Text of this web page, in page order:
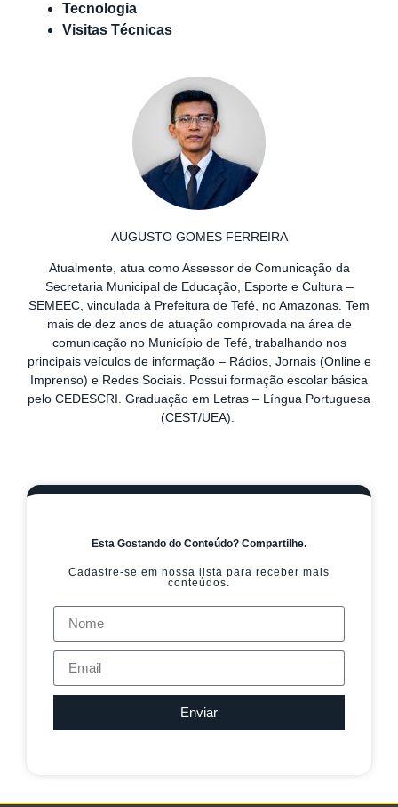
Tecnologia
Visitas Técnicas
AUGUSTO GOMES FERREIRA
Atualmente, atua como Assessor de Comunicação da
Secretaria Municipal de Educação, Esporte e Cultura –
SEMEEC, vinculada à Prefeitura de Tefé, no Amazonas. Tem
mais de dez anos de atuação comprovada na área de
comunicação no Município de Tefé, trabalhando nos
principais veículos de informação – Rádios, Jornais (Online e
Imprenso) e Redes Sociais. Possui formação escolar básica
pelo CEDESCRI. Graduação em Letras – Língua Portuguesa
(CEST/UEA).
Esta Gostando do Conteúdo? Compartilhe.
Cadastre-se em nossa lista para receber mais
conteúdos.
Enviar